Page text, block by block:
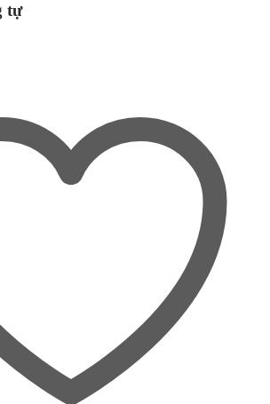
tự